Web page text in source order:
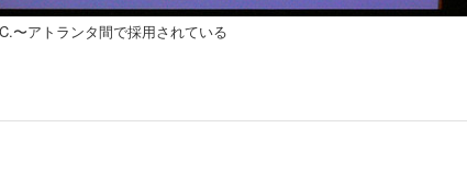
〜アトランタ間で採用されている